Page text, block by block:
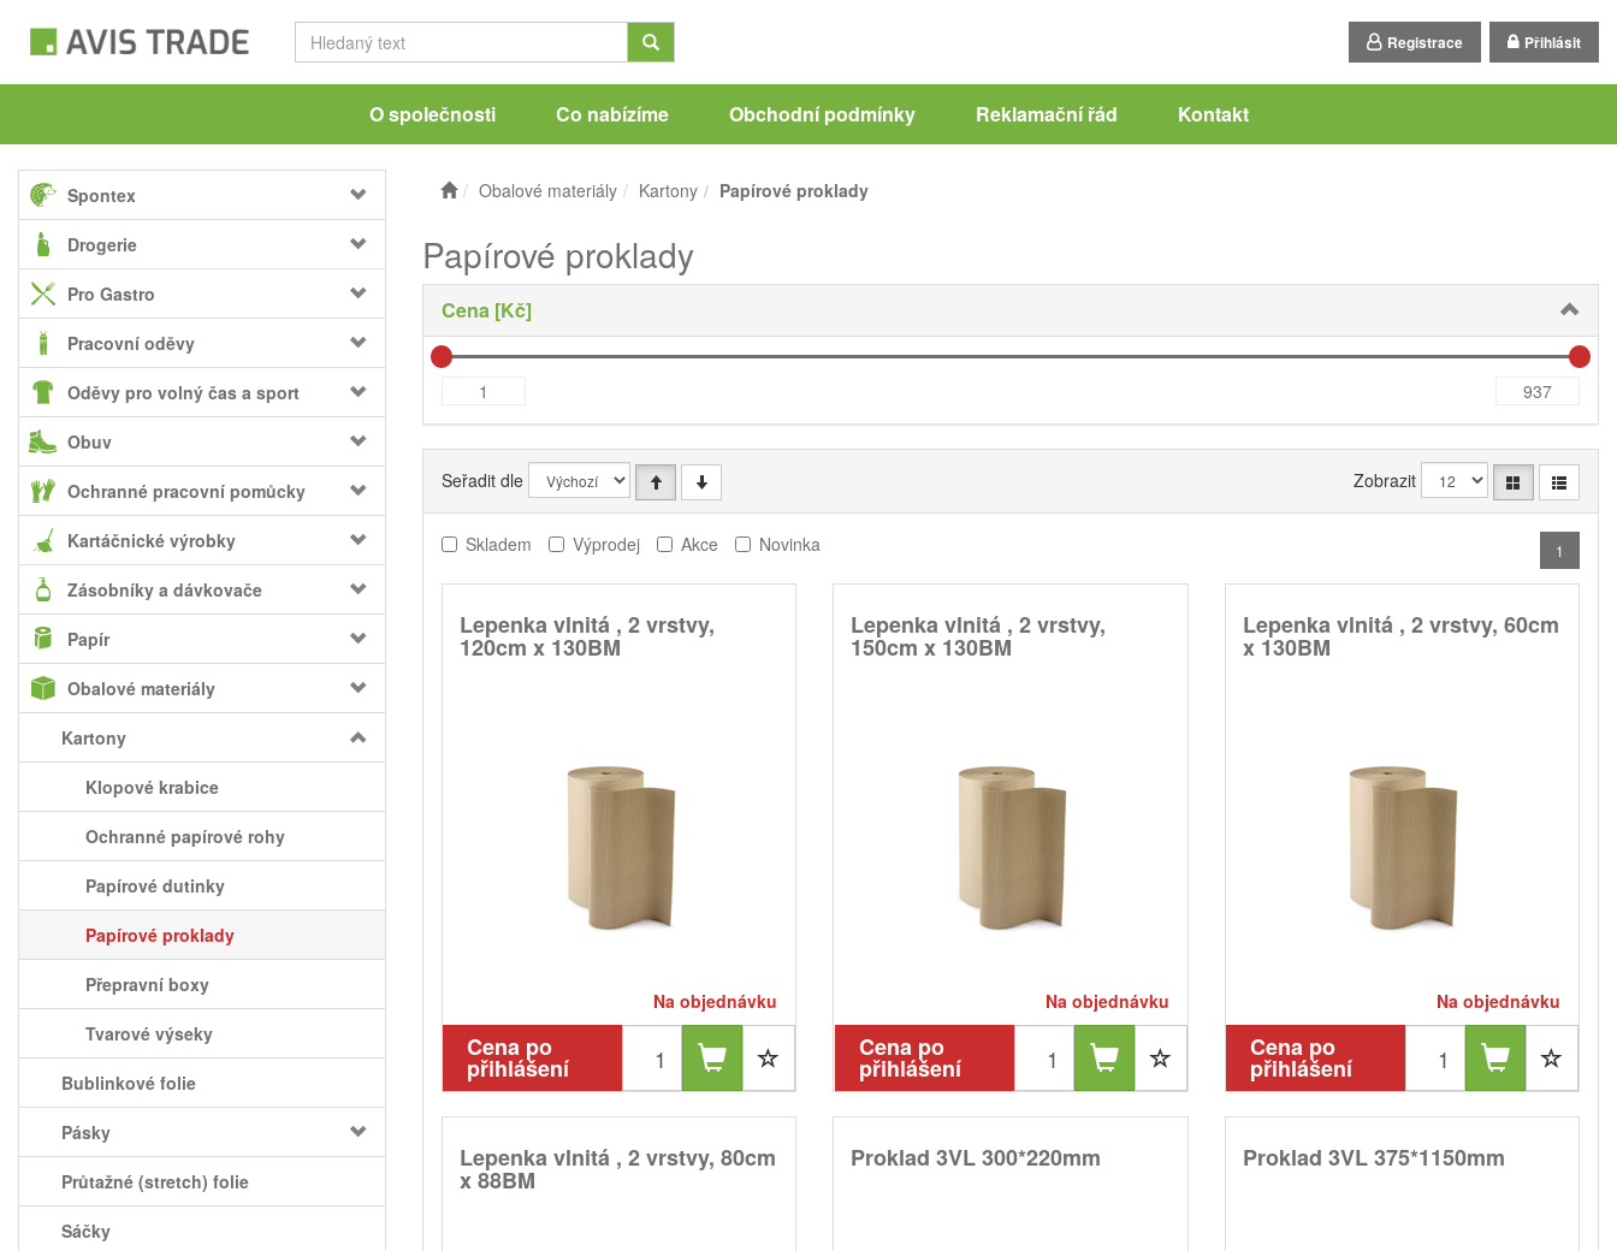
Registrace Přihlásit
O společnosti Co nabízíme Obchodní podmínky Reklamační řád Kontakt
Spontex
Drogerie
Pro Gastro
Pracovní oděvy
Oděvy pro volný čas a sport
Obuv
Ochranné pracovní pomůcky
Kartáčnické výrobky
Zásobníky a dávkovače
Papír
Obalové materiály
Kartony
Klopové krabice
Ochranné papírové rohy
Papírové dutinky
Papírové proklady
Přepravní boxy
Tvarové výseky
Bublinkové folie
Pásky
Průtažné (stretch) folie
Sáčky
Obalové materiály Kartony Papírové proklady
Papírové proklady
Cena [Kč]
Seřadit dle Zobrazit
Skladem Výprodej Akce Novinka 1
Lepenka vlnitá , 2 vrstvy,
120cm x 130BM
Na objednávku
Cena po
přihlášení
Lepenka vlnitá , 2 vrstvy,
150cm x 130BM
Na objednávku
Cena po
přihlášení
Lepenka vlnitá , 2 vrstvy, 60cm
x 130BM
Na objednávku
Cena po
přihlášení
Lepenka vlnitá , 2 vrstvy, 80cm
x 88BM
Proklad 3VL 300*220mm Proklad 3VL 375*1150mm